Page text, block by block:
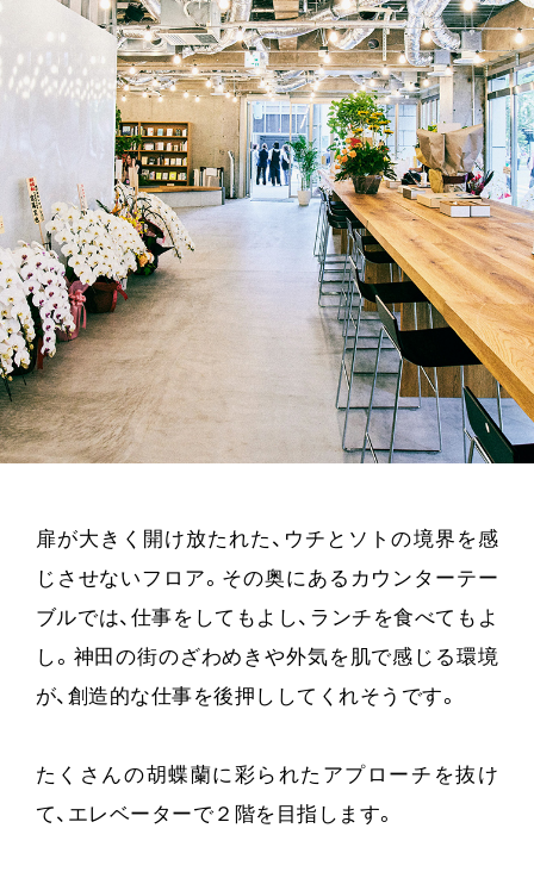
扉が大きく開け放たれた、ウチとソトの境界を感
じさせないフロア。その奥にあるカウンターテー
ブルでは、仕事をしてもよし、ランチを食べてもよ
し。神田の街のざわめきや外気を肌で感じる環境
が、創造的な仕事を後押ししてくれそうです。
たくさんの胡蝶蘭に彩られたアプローチを抜け
て、エレベーターで２階を目指します。